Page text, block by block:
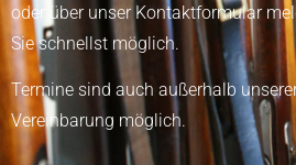
oder über unser Kontaktformular
Sie schnellst möglich.
Termine sind auch außerhalb
Vereinbarung möglich.